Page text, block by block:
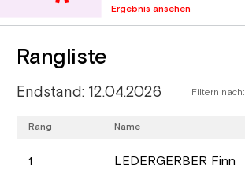
Ergebnis ansehen
Rangliste
Endstand: 12.04.2026 Filtern nach:
Rang Name
1 LEDERGERBER Finn